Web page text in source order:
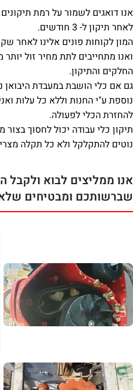
אנו דואגים לשמור על רמת
לאחר תיקון ל- 3 חודשים.
המון לקוחות פונים אלינו לאחר
ואנו מתחייבים לתת מחיר זול
החלקים והתיקון.
גם אם כלי הושבת במעבדת היבואן
נוספת ע"י החנות וללא כל עלות
להחזרת הכלי לפעולה.
תיקון כלי עבודה יכול לחסוך
נוטים להתקלקל ולא כל תקלה
אנו ממליצים לבוא ולקבל
שברשותכם ומבטיחים